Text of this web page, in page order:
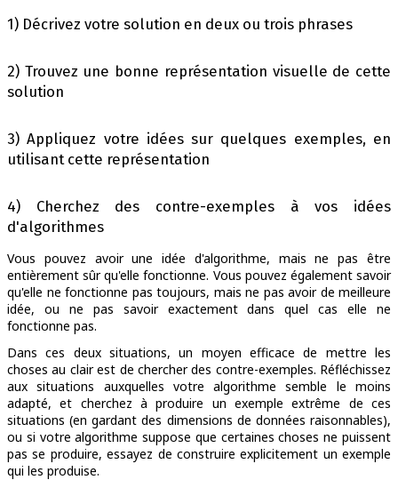
1) Décrivez votre solution en deux ou trois phrases
2) Trouvez une bonne représentation visuelle de cette
solution
3) Appliquez votre idées sur quelques exemples, en
utilisant cette représentation
4) Cherchez des contre-exemples à vos idées
d'algorithmes
Vous pouvez avoir une idée d'algorithme, mais ne pas être
entièrement sûr qu'elle fonctionne. Vous pouvez également savoir
qu'elle ne fonctionne pas toujours, mais ne pas avoir de meilleure
idée, ou ne pas savoir exactement dans quel cas elle ne
fonctionne pas.
Dans ces deux situations, un moyen efficace de mettre les
choses au clair est de chercher des contre-exemples. Réfléchissez
aux situations auxquelles votre algorithme semble le moins
adapté, et cherchez à produire un exemple extrême de ces
situations (en gardant des dimensions de données raisonnables),
ou si votre algorithme suppose que certaines choses ne puissent
pas se produire, essayez de construire explicitement un exemple
qui les produise.